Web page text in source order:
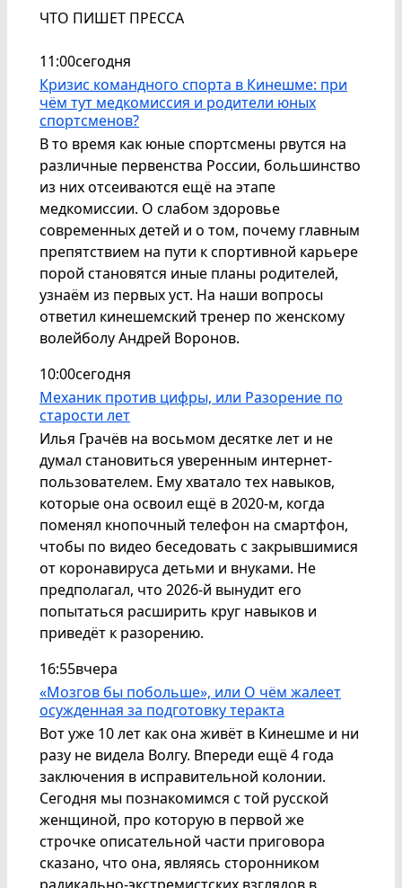
ЧТО ПИШЕТ ПРЕССА
11:00сегодня
Кризис командного спорта в Кинешме: при
чём тут медкомиссия и родители юных
спортсменов?
В то время как юные спортсмены рвутся на
различные первенства России, большинство
из них отсеиваются ещё на этапе
медкомиссии. О слабом здоровье
современных детей и о том, почему главным
препятствием на пути к спортивной карьере
порой становятся иные планы родителей,
узнаём из первых уст. На наши вопросы
ответил кинешемский тренер по женскому
волейболу Андрей Воронов.
10:00сегодня
Механик против цифры, или Разорение по
старости лет
Илья Грачёв на восьмом десятке лет и не
думал становиться уверенным интернет-
пользователем. Ему хватало тех навыков,
которые она освоил ещё в 2020-м, когда
поменял кнопочный телефон на смартфон,
чтобы по видео беседовать с закрывшимися
от коронавируса детьми и внуками. Не
предполагал, что 2026-й вынудит его
попытаться расширить круг навыков и
приведёт к разорению.
16:55вчера
«Мозгов бы побольше», или О чём жалеет
осужденная за подготовку теракта
Вот уже 10 лет как она живёт в Кинешме и ни
разу не видела Волгу. Впереди ещё 4 года
заключения в исправительной колонии.
Сегодня мы познакомимся с той русской
женщиной, про которую в первой же
строчке описательной части приговора
сказано, что она, являясь сторонником